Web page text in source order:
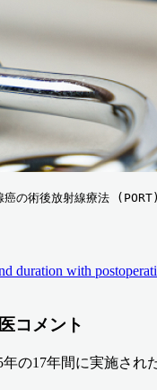
の術後放射線療法
duration with
コメント
年の17年間に実施さ